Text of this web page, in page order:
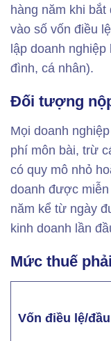
hàng năm khi
vào số vốn điều
lập doanh
đình, cá nhân).
Đối tượng
Mọi doanh
phí môn bài, trừ
có quy mô nhỏ
doanh được
năm kể từ ngày
kinh doanh lần
Mức thuế
Vốn điều lệ/